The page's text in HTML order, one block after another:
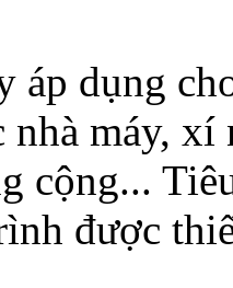
áp dụng
máy, xí
cộng...
được